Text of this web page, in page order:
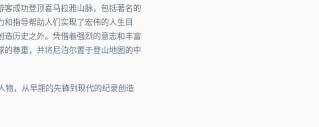
成功登顶喜马拉雅山脉，包括著名的
指导帮助人们实现了宏伟的人生目
历史之外。凭借着强烈的意志和丰富
尊重，并将尼泊尔置于登山地图的中
物，从早期的先锋到现代的纪录创造